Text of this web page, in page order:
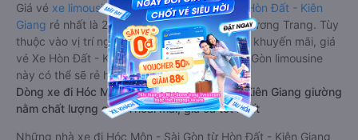
Giá vé xe limousine đi Hóc Môn - Sài Gòn từ Hòn Đất - Kiên
Giang rẻ nhất là 290000VND của hãng xe Phương Trang. Tùy
thuộc vào vị trí ngồi của bạn và chương trình khuyến mãi, giá
vé Xe Hòn Đất - Kiên Giang đi Hóc Môn - Sài Gòn limousine
này có thể sẽ rẻ hơn
Dòng xe đi Hóc Môn - Sài Gòn từ Hòn Đất - Kiên Giang giường
nằm chất lượng cao: Thoải mái, giá cả tốt nhất
Những nhà xe đi Hóc Môn - Sài Gòn từ Hòn Đất - Kiên Giang